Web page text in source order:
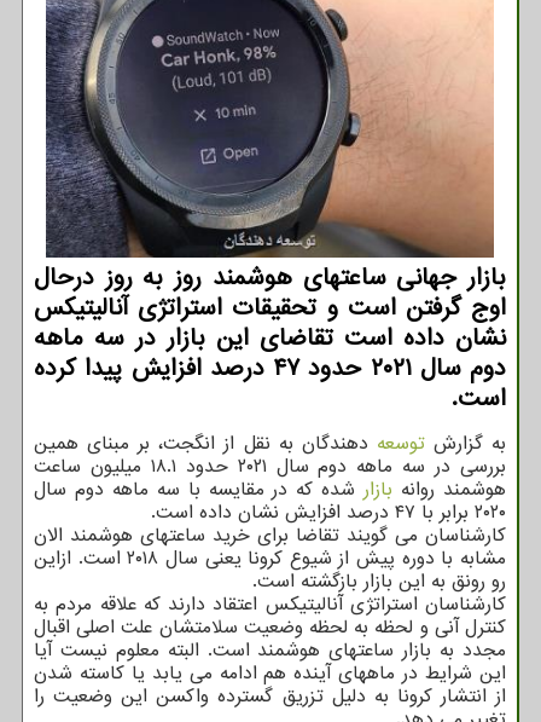
بازار جهانی ساعتهای هوشمند روز به روز درحال
اوج گرفتن است و تحقیقات استراتژی آنالیتیکس
نشان داده است تقاضای این بازار در سه ماهه
دوم سال ۲۰۲۱ حدود ۴۷ درصد افزایش پیدا کرده
است.
به گزارشتوسعه دهندگان به نقل از انگجت، بر مبنای همین
بررسی در سه ماهه دوم سال ۲۰۲۱ حدود ۱۸.۱ میلیون ساعت
هوشمند روانه بازارشده که در مقایسه با سه ماهه دوم سال
۲۰۲۰ برابر با ۴۷ درصد افزایش نشان داده است.
کارشناسان می گویند تقاضا برای خرید ساعتهای هوشمند الان
مشابه با دوره پیش از شیوع کرونا یعنی سال ۲۰۱۸ است. ازاین
رو رونق به این بازار بازگشته است.
کارشناسان استراتژی آنالیتیکس اعتقاد دارند که علاقه مردم به
کنترل آنی و لحظه به لحظه وضعیت سلامتشان علت اصلی اقبال
مجدد به بازار ساعتهای هوشمند است. البته معلوم نیست آیا
این شرایط در ماههای آینده هم ادامه می یابد یا کاسته شدن
از انتشار کرونا به دلیل تزریق گسترده واکسن این وضعیت را